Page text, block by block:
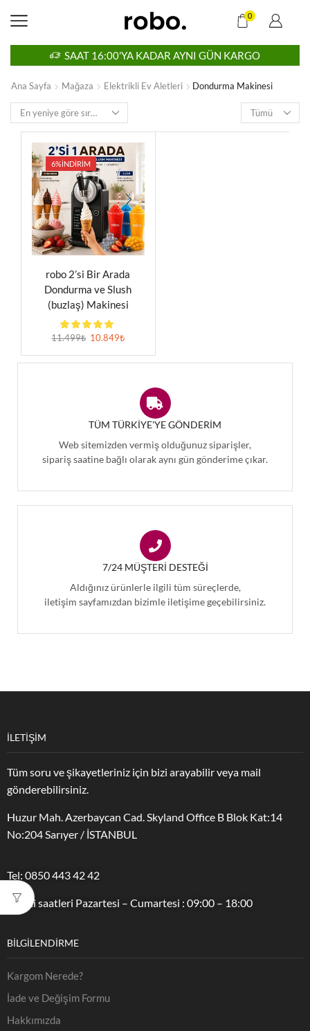
0
GÜN KARGO TÜM ÜRÜNLERDE
Ana Sayfa Mağaza Elektrikli Ev Aletleri Dondurma Makinesi
6%İNDIRIM
robo 2’si Bir Arada
Dondurma ve Slush
(buzlaş) Makinesi
11.499₺ 10.849₺
TÜM TÜRKIYE'YE GÖNDERIM
Web sitemizden vermiş olduğunuz siparişler,
sipariş saatine bağlı olarak aynı gün gönderime çıkar.
7/24 MÜŞTERI DESTEĞI
Aldığınız ürünlerle ilgili tüm süreçlerde,
iletişim sayfamızdan bizimle iletişime geçebilirsiniz.
İLETİŞİM
Tüm soru ve şikayetleriniz için bizi arayabilir veya mail
gönderebilirsiniz.
Huzur Mah. Azerbaycan Cad. Skyland Office B Blok Kat:14
No:204 Sarıyer / İSTANBUL
Tel: 0850 443 42 42
Mesai saatleri Pazartesi – Cumartesi : 09:00 – 18:00
BILGILENDIRME
Kargom Nerede?
İade ve Değişim Formu
Hakkımızda